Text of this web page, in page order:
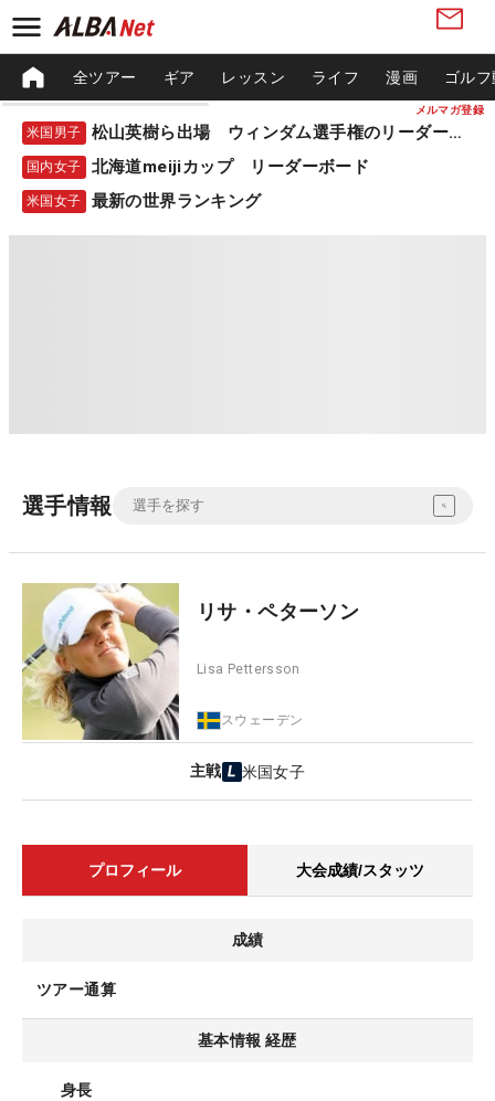
メルマガ登録
全ツアー ギア レッスン ライフ 漫画 ゴル
米国男子 松山英樹ら出場 ウィンダム選手権のリーダーボード
国内女子 北海道meijiカップ リーダーボード
米国女子 最新の世界ランキング
選手情報
リサ・ペターソン
Lisa Pettersson
スウェーデン
主戦 米国女子
プロフィール 大会成績/スタッツ
成績
ツアー通算
基本情報 経歴
身長